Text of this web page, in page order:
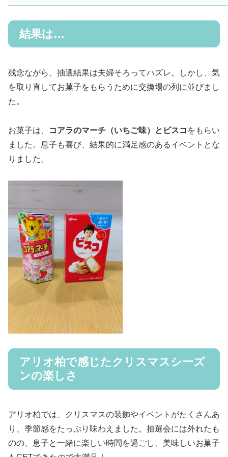
結果は…
残念ながら、抽選結果は夫婦そろってハズレ。しかし、気
を取り直してお菓子をもらうために交換場の列に並びまし
た。
お菓子は、 コアラのマーチ（いちご味）とビスコ をもらい
ました。息子も喜び、結果的に満足感のあるイベントとな
りました。
アリオ柏で感じたクリスマスシーズ
ンの楽しさ
アリオ柏では、クリスマスの装飾やイベントがたくさんあ
り、季節感をたっぷり味わえました。抽選会には外れたも
のの、息子と一緒に楽しい時間を過ごし、美味しいお菓子